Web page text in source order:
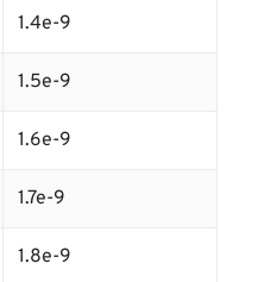
1.4e-9
1.5e-9
1.6e-9
1.7e-9
1.8e-9